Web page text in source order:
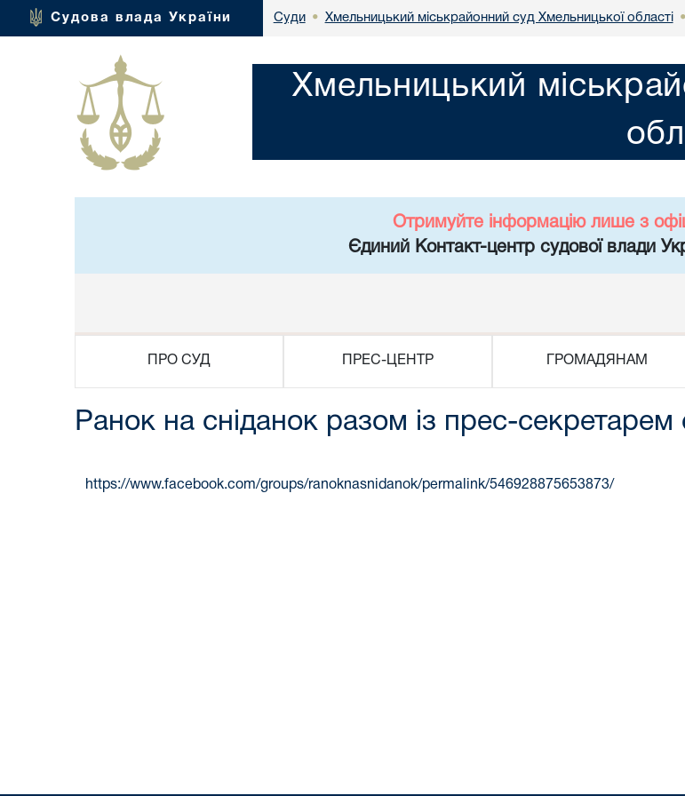
Судова влада України Суди • Хмельницький міськрайонний суд Хмельницької області •
Хмельницький
Отримуйте інформацію лише з
Єдиний Контакт-центр судової влади
ПРО СУД ПРЕС-ЦЕНТР ГРОМАДЯНАМ
Ранок на сніданок разом із прес-секретарем
https://www.facebook.com/groups/ranoknasnidanok/permalink/546928875653873/